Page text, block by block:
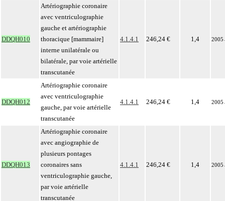
DDQH010
Artériographie coronaire
avec ventriculographie
gauche et artériographie
thoracique [mammaire]
interne unilatérale ou
bilatérale, par voie artérielle
transcutanée
4.1.4.1 246,24 € 1,4 2005
DDQH012
Artériographie coronaire
avec ventriculographie
gauche, par voie artérielle
transcutanée
4.1.4.1 246,24 € 1,4 2005
DDQH013
Artériographie coronaire
avec angiographie de
plusieurs pontages
coronaires sans
ventriculographie gauche,
par voie artérielle
transcutanée
4.1.4.1 246,24 € 1,4 2005